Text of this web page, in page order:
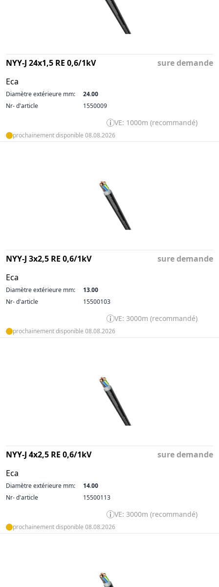
NYY-J 24x1,5 RE 0,6/1kV
Eca
sure demande
Diamètre extérieure mm:
24.00
Nr- d'article
1550009
VE: 1000m (recommandé)
prochainement disponible 08.08.2026
NYY-J 3x2,5 RE 0,6/1kV
Eca
sure demande
Diamètre extérieure mm:
13.00
Nr- d'article
15500103
VE: 3000m (recommandé)
prochainement disponible 08.08.2026
NYY-J 4x2,5 RE 0,6/1kV
Eca
sure demande
Diamètre extérieure mm:
14.00
Nr- d'article
15500113
VE: 3000m (recommandé)
prochainement disponible 08.08.2026